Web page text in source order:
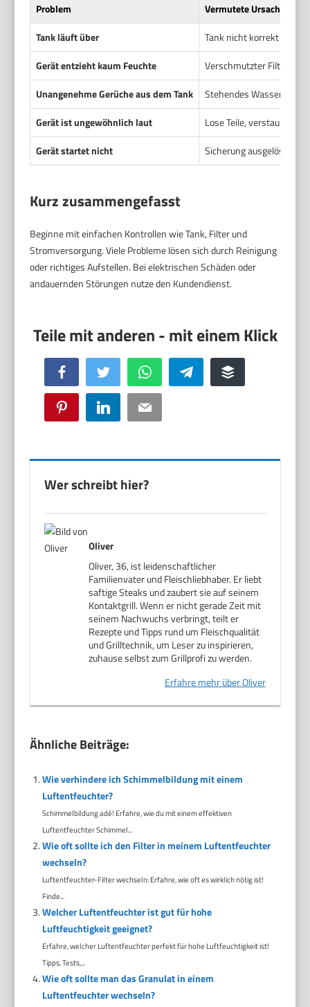
Problem
Vermutete Ursache
Tank läuft über
Tank nicht korrekt
Gerät entzieht kaum Feuchte
Verschmutzter Filter,
Unangenehme Gerüche aus dem Tank
Stehendes Wasser oder
Gerät ist ungewöhnlich laut
Lose Teile, verstaubte
Gerät startet nicht
Sicherung ausgelöst,
Kurz zusammengefasst
Beginne mit einfachen Kontrollen wie Tank, Filter und
Stromversorgung. Viele Probleme lösen sich durch Reinigung
oder richtiges Aufstellen. Bei elektrischen Schäden oder
andauernden Störungen nutze den Kundendienst.
Facebook Twitter WhatsApp Telegram Buffer
Pinterest LinkedIn Email
Wer schreibt hier?
Oliver
Oliver, 36, ist leidenschaftlicher
Familienvater und Fleischliebhaber. Er liebt
saftige Steaks und zaubert sie auf seinem
Kontaktgrill. Wenn er nicht gerade Zeit mit
seinem Nachwuchs verbringt, teilt er
Rezepte und Tipps rund um Fleischqualität
und Grilltechnik, um Leser zu inspirieren,
zuhause selbst zum Grillprofi zu werden.
Erfahre mehr über Oliver
Ähnliche Beiträge:
Wie verhindere ich Schimmelbildung mit einem
Luftentfeuchter?
Schimmelbildung adé! Erfahre, wie du mit einem effektiven
Luftentfeuchter Schimmel...
Wie oft sollte ich den Filter in meinem Luftentfeuchter
wechseln?
Luftentfeuchter-Filter wechseln: Erfahre, wie oft es wirklich nötig ist!
Finde...
Welcher Luftentfeuchter ist gut für hohe
Luftfeuchtigkeit geeignet?
Erfahre, welcher Luftentfeuchter perfekt für hohe Luftfeuchtigkeit ist!
Tipps, Tests,...
Wie oft sollte man das Granulat in einem
Luftentfeuchter wechseln?